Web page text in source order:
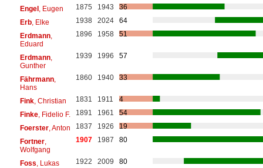
Engel, Eugen 1875 1943
36
Erb, Elke 1938 2024
64
Erdmann,
Eduard
1896 1958 51
Erdmann,
Gunther
1939 1996 57
Fährmann,
Hans
1860 1940 33
Fink, Christian 1831 1911
4
Finke, Fidelio F. 1891 1961
54
Foerster, Anton 1837 1926
19
Fortner,
Wolfgang
1907 1987 80
Foss , Lukas 1922 2009
80